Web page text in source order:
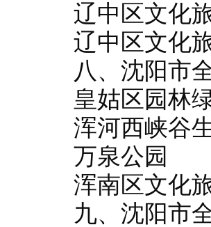
辽中区文化
辽中区文化
八、沈阳市
皇姑区园林
浑河西峡谷
万泉公园
浑南区文化
九、沈阳市